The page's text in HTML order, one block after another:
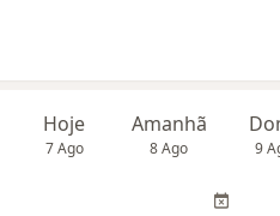
Hoje
7 Ago
Amanhã
8 Ago 9